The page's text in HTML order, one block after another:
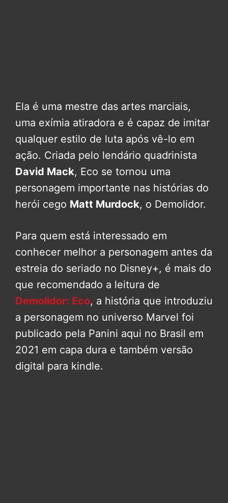
Ela é uma mestre das artes marciais,
uma exímia atiradora e é capaz de imitar
qualquer estilo de luta após vê-lo em
ação. Criada pelo lendário quadrinista
David Mack, Eco se tornou uma
personagem importante nas histórias do
herói cego Matt Murdock, o Demolidor.
Para quem está interessado em
conhecer melhor a personagem antes da
estreia do seriado no Disney+, é mais do
que recomendado a leitura de
Demolidor: Eco, a história que introduziu
a personagem no universo Marvel foi
publicado pela Panini aqui no Brasil em
2021 em capa dura e também versão
digital para kindle.